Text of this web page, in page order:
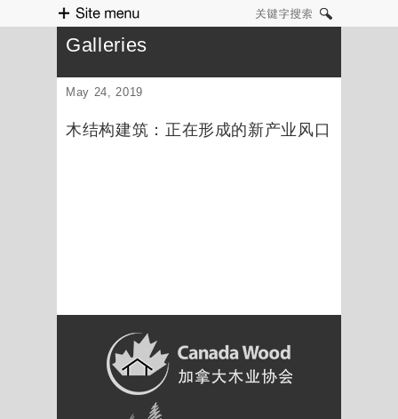
Galleries
May 24, 2019
木结构建筑：正在形成的新产业风口